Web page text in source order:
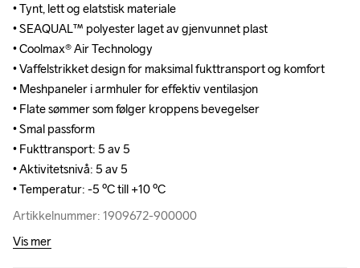
• Tynt, lett og elatstisk materiale
• SEAQUAL™ polyester laget av gjenvunnet plast
• Coolmax® Air Technology
• Vaffelstrikket design for maksimal fukttransport og komfort
• Meshpaneler i armhuler for effektiv ventilasjon
• Flate sømmer som følger kroppens bevegelser
• Smal passform
• Fukttransport: 5 av 5
• Aktivitetsnivå: 5 av 5
• Temperatur: -5 ºC till +10 ºC
Artikkelnummer: 1909672-900000
• Tynt, lett og elatstisk materiale
• SEAQUAL™ polyester laget av gjenvunnet plast
• Coolmax® Air Technology
• Vaffelstrikket design for maksimal fukttransport og komfort
• Meshpaneler i armhuler for effektiv ventilasjon
• Flate sømmer som følger kroppens bevegelser
• Smal passform
• Fukttransport: 5 av 5
• Aktivitetsnivå: 5 av 5
• Temperatur: -5 ºC till +10 ºC
Artikkelnummer: 1909672-900000
Vis mer